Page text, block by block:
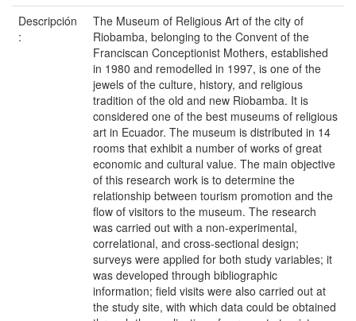
Descripción
:
The Museum of Religious Art of the city of
Riobamba, belonging to the Convent of the
Franciscan Conceptionist Mothers, established
in 1980 and remodelled in 1997, is one of the
jewels of the culture, history, and religious
tradition of the old and new Riobamba. It is
considered one of the best museums of religious
art in Ecuador. The museum is distributed in 14
rooms that exhibit a number of works of great
economic and cultural value. The main objective
of this research work is to determine the
relationship between tourism promotion and the
flow of visitors to the museum. The research
was carried out with a non-experimental,
correlational, and cross-sectional design;
surveys were applied for both study variables; it
was developed through bibliographic
information; field visits were also carried out at
the study site, with which data could be obtained